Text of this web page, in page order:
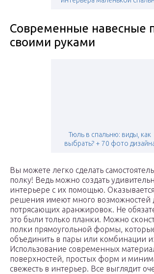
Современные навесные
своими руками
Тюль в спальню: виды, как
выбрать? + 70 фото
Вы можете легко сделать
полку! Ведь можно создать
интерьере с их помощью.
решения имеют много возможностей
потрясающих аранжировок. Не
это были только планки. Можно
полки прямоугольной формы,
объединить в пары или комбинации
Использование современных
поверхностей, простых форм и
свежесть в интерьер. Все выглядит